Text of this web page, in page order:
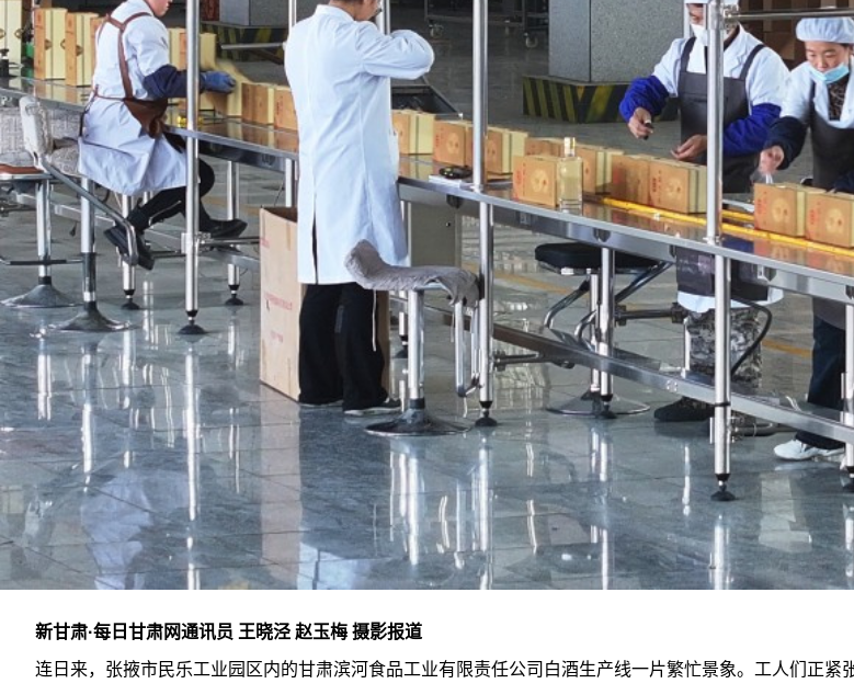
新甘肃·每日甘肃网通讯员 王晓泾 赵玉梅 摄影报道
连日来，张掖市民乐工业园区内的甘肃滨河食品工业有限责任公司白酒生产线一片繁忙景象。工人们正紧